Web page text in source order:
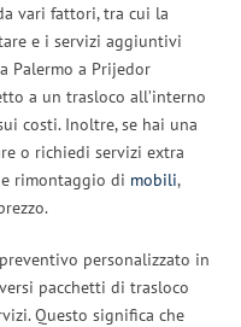
vari fattori, tra cui la
e i servizi aggiuntivi
Palermo a Prijedor
a un trasloco all’interno
costi. Inoltre, se hai una
o richiedi servizi extra
rimontaggio di mobili,
personalizzato in
pacchetti di trasloco
Questo significa che